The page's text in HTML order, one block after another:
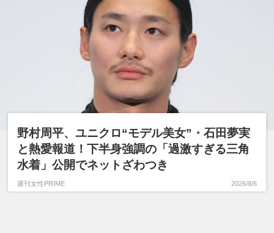
野村周平、ユニクロ“モデル美女”・石田夢実
と熱愛報道！下半身強調の「過激すぎる三角
水着」公開でネットざわつき
週刊女性PRIME 2026/8/6